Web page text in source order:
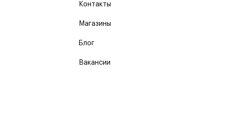
Контакты
Магазины
Блог
Вакансии